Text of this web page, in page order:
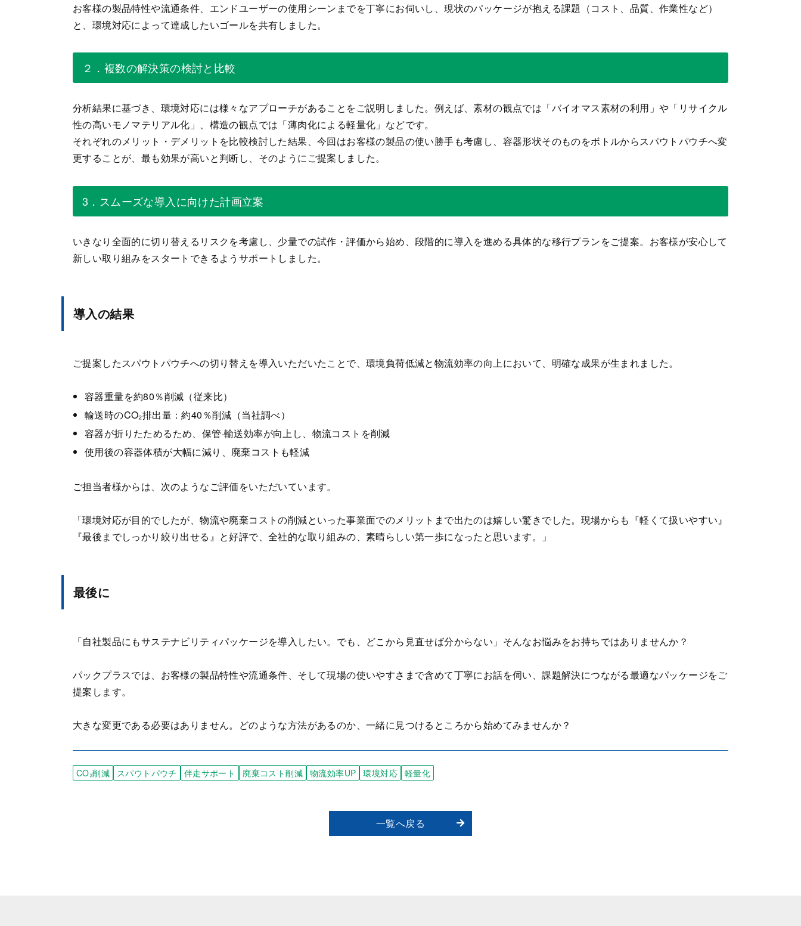
お客様の製品特性や流通条件、エンドユーザーの使用シーンまでを丁寧にお伺いし、現状のパッケージが抱える課題（コスト、品質、作業性など）
と、環境対応によって達成したいゴールを共有しました。
２．複数の解決策の検討と比較
分析結果に基づき、環境対応には様々なアプローチがあることをご説明しました。例えば、素材の観点では「バイオマス素材の利用」や「リサイクル
性の高いモノマテリアル化」、構造の観点では「薄肉化による軽量化」などです。
それぞれのメリット・デメリットを比較検討した結果、今回はお客様の製品の使い勝手も考慮し、容器形状そのものをボトルからスパウトパウチへ変
更することが、最も効果が高いと判断し、そのようにご提案しました。
3．スムーズな導入に向けた計画立案
いきなり全面的に切り替えるリスクを考慮し、少量での試作・評価から始め、段階的に導入を進める具体的な移行プランをご提案。お客様が安心して
新しい取り組みをスタートできるようサポートしました。
導入の結果
ご提案したスパウトパウチへの切り替えを導入いただいたことで、環境負荷低減と物流効率の向上において、明確な成果が生まれました。
容器重量を約80％削減（従来比）
輸送時のCO₂排出量：約40％削減（当社調べ）
容器が折りたためるため、保管·輸送効率が向上し、物流コストを削減
使用後の容器体積が大幅に減り、廃棄コストも軽減
ご担当者様からは、次のようなご評価をいただいています。
「環境対応が目的でしたが、物流や廃棄コストの削減といった事業面でのメリットまで出たのは嬉しい驚きでした。現場からも『軽くて扱いやすい』
『最後までしっかり絞り出せる』と好評で、全社的な取り組みの、素晴らしい第一歩になったと思います。」
最後に
「自社製品にもサステナビリティパッケージを導入したい。でも、どこから見直せば分からない」そんなお悩みをお持ちではありませんか？
パックプラスでは、お客様の製品特性や流通条件、そして現場の使いやすさまで含めて丁寧にお話を伺い、課題解決につながる最適なパッケージをご
提案します。
大きな変更である必要はありません。どのような方法があるのか、一緒に見つけるところから始めてみませんか？
CO₂削減 スパウトパウチ 伴走サポート 廃棄コスト削減 物流効率UP 環境対応 軽量化
一覧へ戻る